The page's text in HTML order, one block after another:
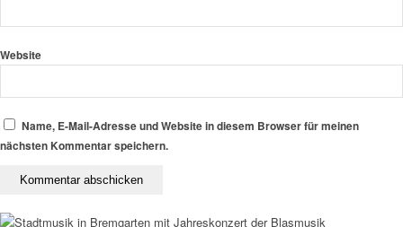
Website
Name, E-Mail-Adresse und Website in diesem Browser für meinen
nächsten Kommentar speichern.